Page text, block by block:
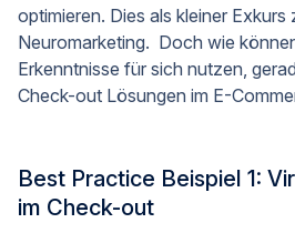
optimieren. Dies als kleiner Exkurs
Neuromarketing. Doch wie
Erkenntnisse für sich nutzen,
Check-out Lösungen im E-
Best Practice Beispiel 1:
im Check-out